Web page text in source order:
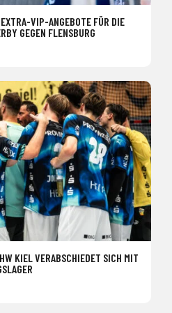
VIP-ANGEBOTE FÜR DIE
GEGEN FLENSBURG
KIEL VERABSCHIEDET SICH MIT